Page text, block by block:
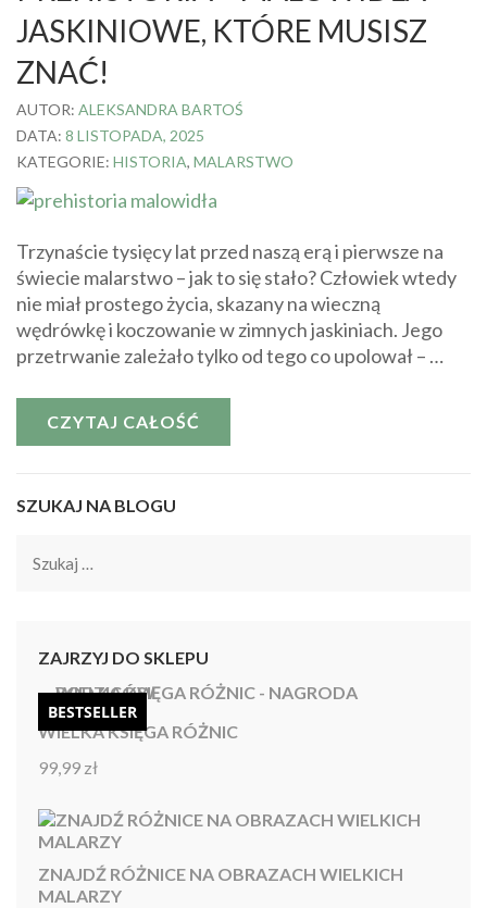
JASKINIOWE, KTÓRE MUSISZ
ZNAĆ!
AUTOR: ALEKSANDRA BARTOŚ
DATA: 8 LISTOPADA, 2025
KATEGORIE: HISTORIA, MALARSTWO
Trzynaście tysięcy lat przed naszą erą i pierwsze na
świecie malarstwo – jak to się stało? Człowiek wtedy
nie miał prostego życia, skazany na wieczną
wędrówkę i koczowanie w zimnych jaskiniach. Jego
przetrwanie zależało tylko od tego co upolował – …
CZYTAJ CAŁOŚĆ
SZUKAJ NA BLOGU
Szukaj:
ZAJRZYJ DO SKLEPU
BESTSELLER
WIELKA KSIĘGA RÓŻNIC
Oceniono
99,99 zł
ZNAJDŹ RÓŻNICE NA OBRAZACH WIELKICH
MALARZY